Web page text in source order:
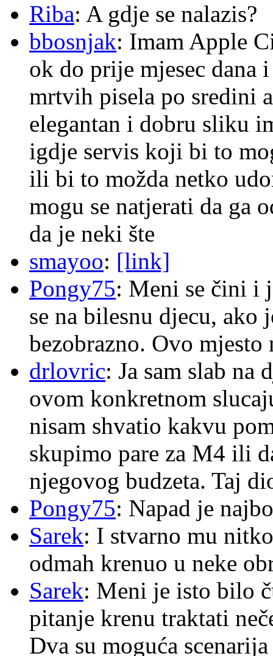
Riba: A gdje se nalazis?
bbosnjak: Imam Apple
ok do prije mjesec dana
mrtvih pisela po sredini
elegantan i dobru sliku
igdje servis koji bi to
ili bi to možda netko
mogu se natjerati da ga
da je neki šte
smayoo: [link]
Pongy75: Meni se čini i
se na bilesnu djecu, ako
bezobrazno. Ovo
drlovric: Ja sam slab na
ovom konkretnom
nisam shvatio kakvu
skupimo pare za M4 ili
njegovog budzeta. Taj
Pongy75: Napad je
Sarek: I stvarno mu
odmah krenuo u neke
Sarek: Meni je isto bilo
pitanje krenu traktati
Dva su moguća